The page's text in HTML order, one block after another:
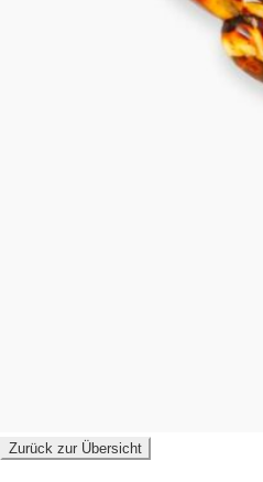
Zurück zur Übersicht